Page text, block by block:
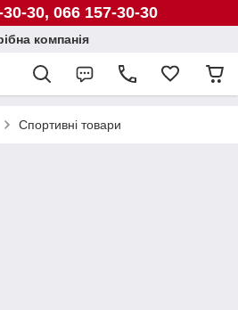
30, 066 157-30-30
компанія
Спортивні товари